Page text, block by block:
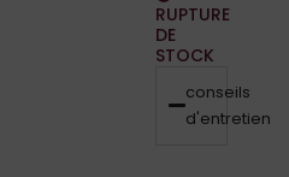
RUPTURE
DE
STOCK
conseils
d'entretien